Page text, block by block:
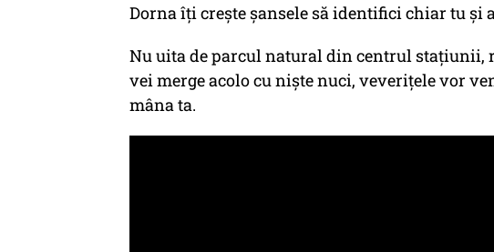
Dorna îți crește șansele să identifici chiar tu și
Nu uita de parcul natural din centrul stațiunii,
vei merge acolo cu niște nuci, veverițele vor
mâna ta.